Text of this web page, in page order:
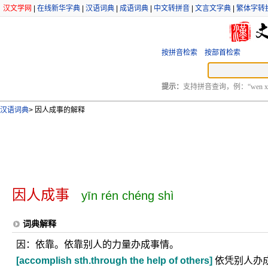
汉文学网 在线新华字典 汉语词典 成语词典 中文转拼音 文言文字典 繁体字转
按拼音检索 按部首检索
提示： 支持拼音查询，例：“wen
汉语词典> 因人成事的解释
因人成事 yīn rén chéng shì
词典解释
因：依靠。依靠别人的力量办成事情。
[accomplish sth.through the help of others] 依凭别人办